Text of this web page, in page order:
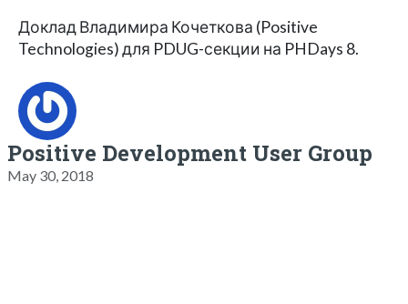
Доклад Владимира Кочеткова (Positive
Technologies) для PDUG-секции на PHDays 8.
Positive Development User Group
May 30, 2018